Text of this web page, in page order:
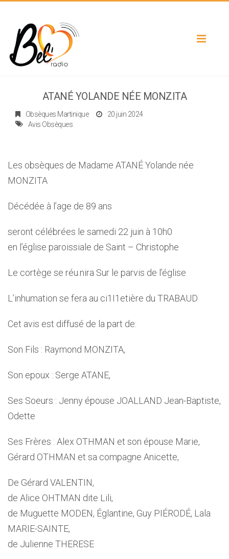
Toggle
ATANÉ YOLANDE NÉE MONZITA
Obsèques Martinique
20 juin 2024
Avis Obsèques
Les obsèques de Madame ATANÉ Yolande née
MONZITA
Décédée à l’age de 89 ans
seront célébrées le samedi 22 juin à 10h0
en l’église paroissiale de Saint – Christophe
Le cortège se réu.nira Sur le parvis de l’église
L’inhumation se fera au ci1I1etière du TRABAUD
Cet avis est diffusé de la part de:
Son Fils : Raymond MONZITA,
Son epoux : Serge ATANE,
Ses Soeurs : Jenny épouse JOALLAND Jean-Baptiste,
Odette
Ses Frères : Alex OTHMAN et son épouse Marie,
Gérard OTHMAN et sa compagne Anicette,
De Gérard VALENTIN,
de Alice OHTMAN dite Lili,
de Muguette MODEN, Églantine, Guy PIÉRODÉ, Lala
MARIE-SAINTE,
de Julienne THERESE